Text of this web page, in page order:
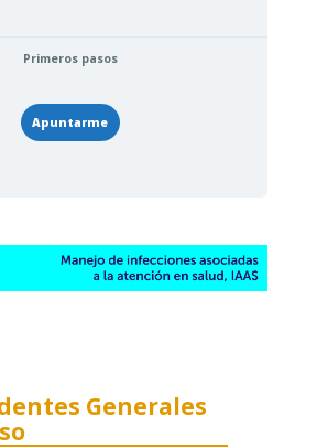
Primeros pasos
Apuntarme
Generales